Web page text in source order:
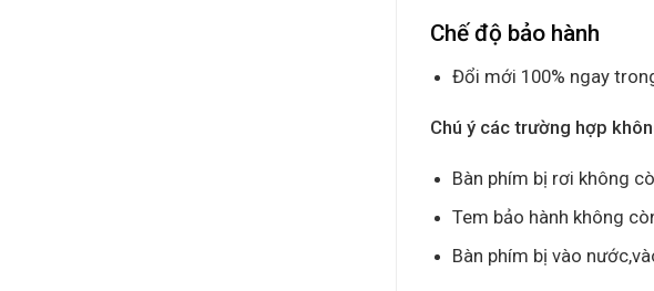
Chế độ bảo hành
Đổi mới 100% ngay
Chú ý các trường hợp
Bàn phím bị rơi không
Tem bảo hành không
Bàn phím bị vào